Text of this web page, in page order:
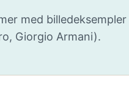
med
Giorgio Armani).